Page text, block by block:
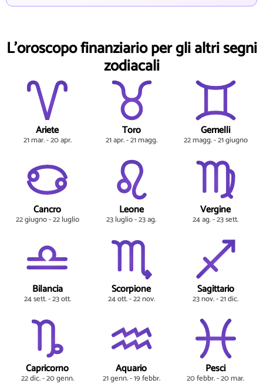
L'oroscopo finanziario per gli altri segni
zodiacali
Ariete
21 mar. - 20 apr.
Toro
21 apr. - 21 magg.
Gemelli
22 magg. - 21 giugno
Cancro
22 giugno - 22 luglio
Leone
23 luglio - 23 ag.
Vergine
24 ag. - 23 sett.
Bilancia
24 sett. - 23 ott.
Scorpione
24 ott. - 22 nov.
Sagittario
23 nov. - 21 dic.
Capricorno
22 dic. - 20 genn.
Aquario
21 genn. - 19 febbr.
Pesci
20 febbr. - 20 mar.